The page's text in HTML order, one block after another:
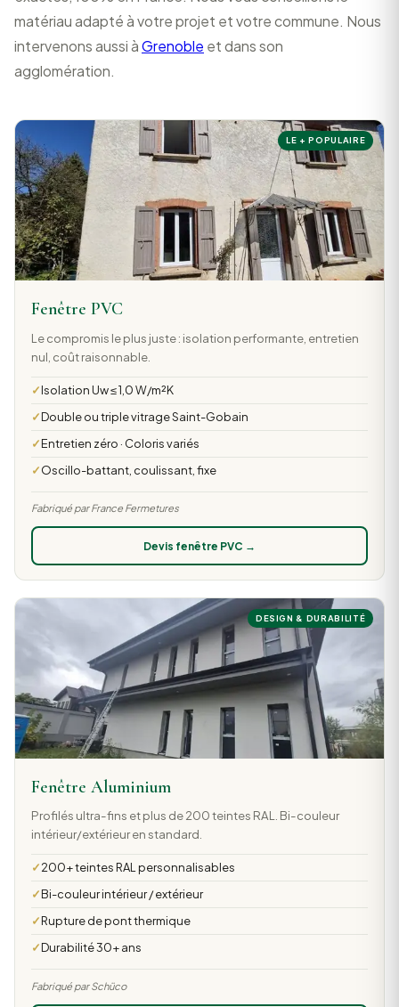
matériau adapté à votre projet et votre commune. Nous
intervenons aussi àGrenoble et dans son
agglomération.
LE + POPULAIRE
Fenêtre PVC
Le compromis le plus juste : isolation performante, entretien
nul, coût raisonnable.
Isolation Uw ≤ 1,0 W/m²K
Double ou triple vitrage Saint-Gobain
Entretien zéro · Coloris variés
Oscillo-battant, coulissant, fixe
Fabriqué par France Fermetures
Devis fenêtre PVC →
DESIGN & DURABILITÉ
Fenêtre Aluminium
Profilés ultra-fins et plus de 200 teintes RAL. Bi-couleur
intérieur/extérieur en standard.
200+ teintes RAL personnalisables
Bi-couleur intérieur / extérieur
Rupture de pont thermique
Durabilité 30+ ans
Fabriqué par Schüco